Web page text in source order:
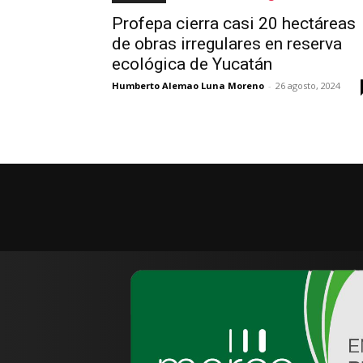
Profepa cierra casi 20 hectáreas
de obras irregulares en reserva
ecológica de Yucatán
Humberto Alemao Luna Moreno - 26 agosto, 2024